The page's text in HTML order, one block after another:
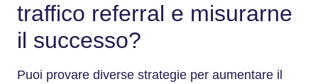
traffico referral e misurarne
il successo?
Puoi provare diverse strategie per aumentare il